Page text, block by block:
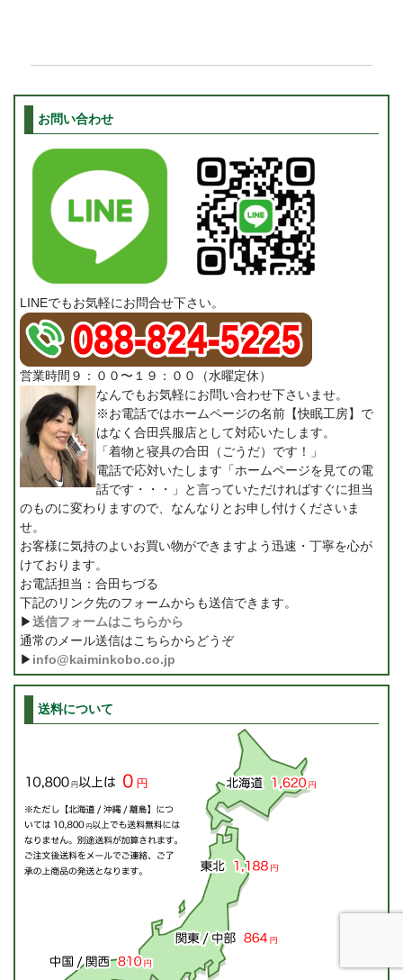
お問い合わせ
LINEでもお気軽にお問合せ下さい。
営業時間９：００〜１９：００（水曜定休）
なんでもお気軽にお問い合わせ下さいませ。
※お電話ではホームページの名前【快眠工房】で
はなく合田呉服店として対応いたします。
「着物と寝具の合田（ごうだ）です！」
電話で応対いたします「ホームページを見ての電
話です・・・」と言っていただければすぐに担当
のものに変わりますので、なんなりとお申し付けくださいま
せ。
お客様に気持のよいお買い物ができますよう迅速・丁寧を心が
けております。
お電話担当：合田ちづる
下記のリンク先のフォームからも送信できます。
▶送信フォームはこちらから
通常のメール送信はこちらからどうぞ
▶ info@kaiminkobo.co.jp
送料について